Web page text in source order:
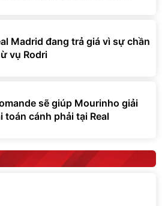
Madrid đang trả giá vì sự chần
vụ Rodri
sẽ giúp Mourinho giải
toán cánh phải tại Real